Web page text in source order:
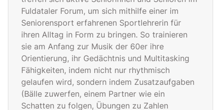
Fuldataler Forum, um sich mithilfe einer im
Seniorensport erfahrenen Sportlehrerin für
ihren Alltag in Form zu bringen. So trainieren
sie am Anfang zur Musik der 60er ihre
Orientierung, ihr Gedächtnis und Multitasking
Fähigkeiten, indem nicht nur rhythmisch
gelaufen wird, sondern indem Zusatzaufgaben
(Bälle zuwerfen, einem Partner wie ein
Schatten zu folgen, Übungen zu Zahlen